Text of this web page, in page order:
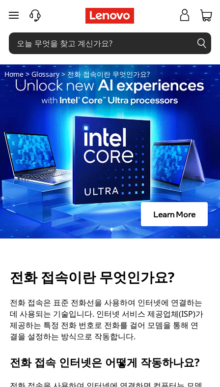
네
트
워
크
방
벽
이
란
무
엇
가
요
주요 콘텐츠로 건너뛰기
Home> Glossary> 전화 접속이란 무엇인가요?
Learn More
전화 접속이란 무엇인가요?
전화 접속은 표준 전화선을 사용하여 인터넷에 연결하는
데 사용되는 기술입니다. 인터넷 서비스 제공업체(ISP)가
제공하는 특정 전화 번호로 전화를 걸어 모뎀을 통해 연
결을 설정하는 방식으로 작동합니다.
전화 접속 인터넷은 어떻게 작동하나요?